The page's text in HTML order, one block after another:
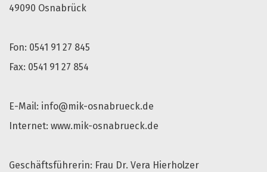
49090 Osnabrück
Fon: 0541 91 27 845
Fax: 0541 91 27 854
E-Mail: info@mik-osnabrueck.de
Internet: www.mik-osnabrueck.de
Geschäftsführerin: Frau Dr. Vera Hierholzer